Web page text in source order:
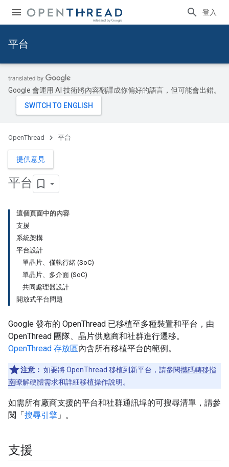
登入
平台
Google 會運用 AI 技術將內容翻譯成你偏好的語言，但可能會出錯。
OpenThread 平台
提供意見
平台
這個頁面中的內容
支援
系統架構
平台設計
單晶片、僅執行緒 (SoC)
單晶片、多介面 (SoC)
共同處理器設計
開放式平台問題
Google 發布的 OpenThread 已移植至多種裝置和平台，由
OpenThread 團隊、晶片供應商和社群進行遷移。
OpenThread 存放區內含所有移植平台的範例。
注意： 如要將 OpenThread 移植到新平台，請參閱攜碼轉移指
南瞭解硬體需求和詳細移植操作說明。
如需所有廠商支援的平台和社群通訊埠的可搜尋清單，請參
閱「搜尋引擎 」。
支援